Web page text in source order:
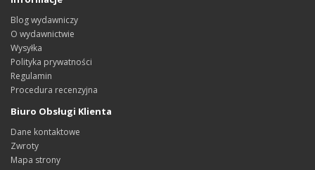
Blog wydawniczy
O wydawnictwie
Wysyłka
Polityka prywatności
Regulamin
Procedura recenzyjna
Biuro Obsługi Klienta
Dane kontaktowe
Zwroty
Mapa strony